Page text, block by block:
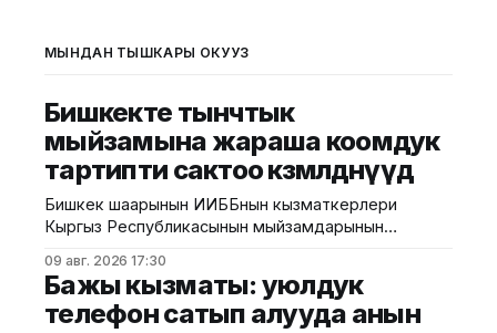
МЫНДАН ТЫШКАРЫ ОКУҢУЗ
Бишкекте тынчтык
мыйзамына жараша коомдук
тартипти сактоо көзөмөлдөнүүдө
Бишкек шаарынын ИИББнын кызматкерлери
Кыргыз Республикасынын мыйзамдарынын
тартипти сактоону камсыз кылуу боюнча түшүндүрүү
иштерине багытталган профилактикалык иш-
чараларды өткөрүшүүдө. Шаардык милициянын
09 авг. 2026 17:30
Бажы кызматы: уюлдук
телефон сатып алууда анын